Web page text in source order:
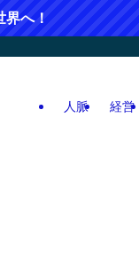
へ！
ん活動、人生逆戻り
人脈 経営